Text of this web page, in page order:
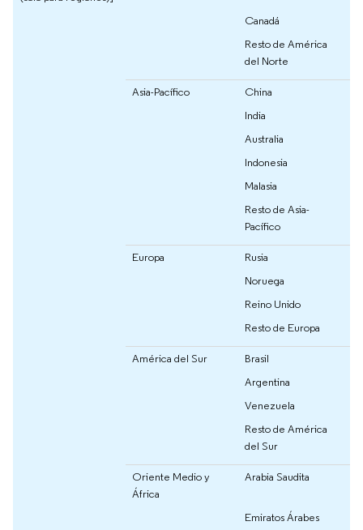
Canadá
Resto de América
del Norte
Asia-Pacífico
China
India
Australia
Indonesia
Malasia
Resto de Asia-
Pacífico
Europa
Rusia
Noruega
Reino Unido
Resto de Europa
América del Sur
Brasil
Argentina
Venezuela
Resto de América
del Sur
Oriente Medio y
África
Arabia Saudita
Emiratos Árabes